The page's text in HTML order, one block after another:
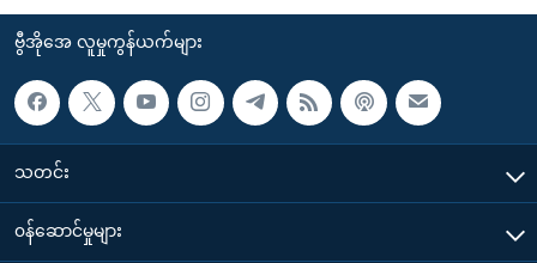
ဗွီအိုအေ လူမှုကွန်ယက်များ
သတင်း
၀န်ဆောင်မှုများ